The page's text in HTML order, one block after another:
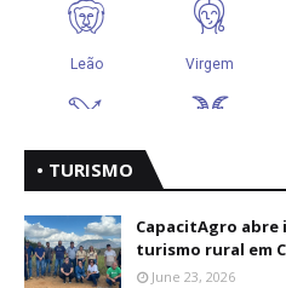
• TURISMO
CapacitAgro abre
turismo rural em
June 23, 2026